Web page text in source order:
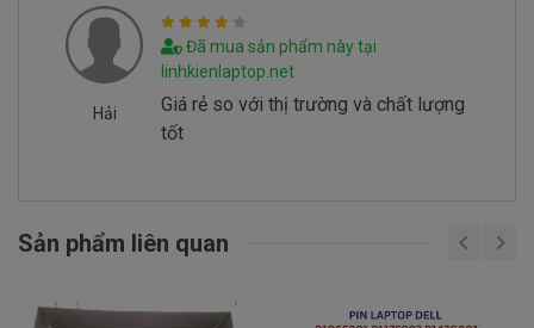
- Nguyên nhân do chúng ta sài không đúng
cách dẫn đến pin bị hư… Không đúng cách là như
thế nào.
Mua pin Laptop dell Vostro
ở
Hải
Đã mua sản phẩm này tại
linhkienlaptop.net
Giá rẻ so với thị trường và chất lượng
tốt
Sản phẩm liên quan